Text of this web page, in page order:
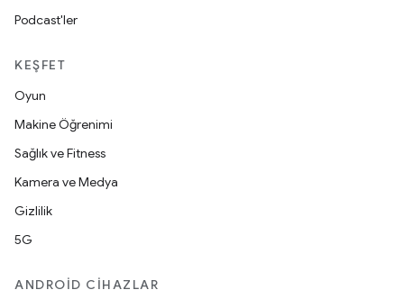
Podcast'ler
KEŞFET
Oyun
Makine Öğrenimi
Sağlık ve Fitness
Kamera ve Medya
Gizlilik
5G
ANDROID CIHAZLAR